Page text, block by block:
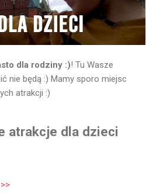
dla rodziny :)! Tu Wasze
nie będą :) Mamy sporo miejsc
atrakcji :)
atrakcje dla dzieci
>>